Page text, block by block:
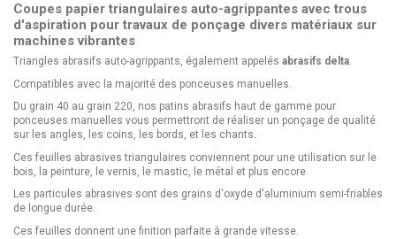
Coupes papier triangulaires auto-agrippantes avec trous
d'aspiration pour travaux de ponçage divers matériaux sur
machines vibrantes
Triangles abrasifs auto-agrippants, également appelés abrasifs delta.
Compatibles avec la majorité des ponceuses manuelles.
Du grain 40 au grain 220, nos patins abrasifs haut de gamme pour
ponceuses manuelles vous permettront de réaliser un ponçage de qualité
sur les angles, les coins, les bords, et les chants.
Ces feuilles abrasives triangulaires conviennent pour une utilisation sur le
bois, la peinture, le vernis, le mastic, le métal et plus encore.
Les particules abrasives sont des grains d'oxyde d'aluminium semi-friables
de longue durée.
Ces feuilles donnent une finition parfaite à grande vitesse.